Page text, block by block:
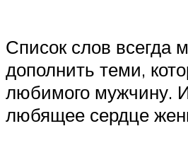
Список слов всегда
дополнить теми,
любимого мужчину.
любящее сердце